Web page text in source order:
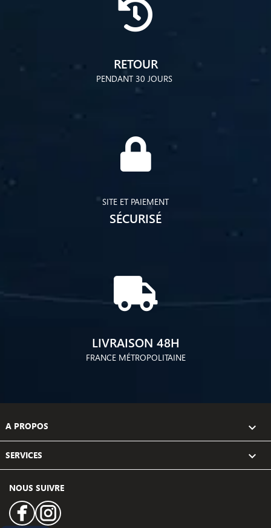
RETOUR
PENDANT 30 JOURS
SITE ET PAIEMENT
SÉCURISÉ
LIVRAISON 48H
FRANCE MÉTROPOLITAINE
A PROPOS 
SERVICES 
NOUS SUIVRE
FacebookInstagram